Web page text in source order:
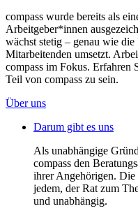
compass wurde bereits als
Arbeitgeber*innen
wächst stetig – genau wie
Mitarbeitenden umsetzt.
compass im Fokus. Erfahren
Teil von compass zu sein.
Über uns
Darum gibt es uns
Als unabhängige
compass den
ihrer Angehörigen. Die
jedem, der Rat zum
und unabhängig.